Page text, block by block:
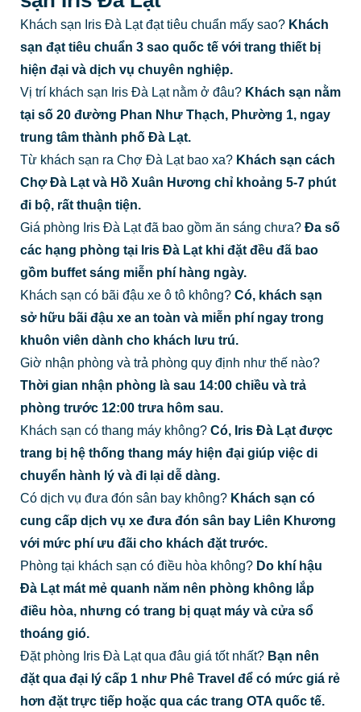
Khách sạn Iris Đà Lạt đạt tiêu chuẩn mấy sao? Khách
sạn đạt tiêu chuẩn 3 sao quốc tế với trang thiết bị
hiện đại và dịch vụ chuyên nghiệp.
Vị trí khách sạn Iris Đà Lạt nằm ở đâu? Khách sạn nằm
tại số 20 đường Phan Như Thạch, Phường 1, ngay
trung tâm thành phố Đà Lạt.
Từ khách sạn ra Chợ Đà Lạt bao xa? Khách sạn cách
Chợ Đà Lạt và Hồ Xuân Hương chỉ khoảng 5-7 phút
đi bộ, rất thuận tiện.
Giá phòng Iris Đà Lạt đã bao gồm ăn sáng chưa? Đa số
các hạng phòng tại Iris Đà Lạt khi đặt đều đã bao
gồm buffet sáng miễn phí hàng ngày.
Khách sạn có bãi đậu xe ô tô không? Có, khách sạn
sở hữu bãi đậu xe an toàn và miễn phí ngay trong
khuôn viên dành cho khách lưu trú.
Giờ nhận phòng và trả phòng quy định như thế nào?
Thời gian nhận phòng là sau 14:00 chiều và trả
phòng trước 12:00 trưa hôm sau.
Khách sạn có thang máy không? Có, Iris Đà Lạt được
trang bị hệ thống thang máy hiện đại giúp việc di
chuyển hành lý và đi lại dễ dàng.
Có dịch vụ đưa đón sân bay không? Khách sạn có
cung cấp dịch vụ xe đưa đón sân bay Liên Khương
với mức phí ưu đãi cho khách đặt trước.
Phòng tại khách sạn có điều hòa không? Do khí hậu
Đà Lạt mát mẻ quanh năm nên phòng không lắp
điều hòa, nhưng có trang bị quạt máy và cửa sổ
thoáng gió.
Đặt phòng Iris Đà Lạt qua đâu giá tốt nhất? Bạn nên
đặt qua đại lý cấp 1 như Phê Travel để có mức giá rẻ
hơn đặt trực tiếp hoặc qua các trang OTA quốc tế.